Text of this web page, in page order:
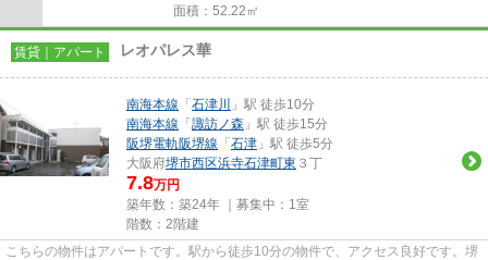
面積：52.22㎡
賃貸｜アパート レオパレス華
南海本線 「 石津川
」駅 徒歩10分
南海本線 「 諏訪ノ森 」駅 徒歩15分
阪堺電軌阪堺線 「 石津 」駅 徒歩5分
大阪府堺市西区浜寺石津町東 ３丁
7.8万円
築年数：築24年 ｜募集中： 1室
階数：2階建
こちらの物件はアパートです。駅から徒歩10分の物件で、アクセス良好です。堺